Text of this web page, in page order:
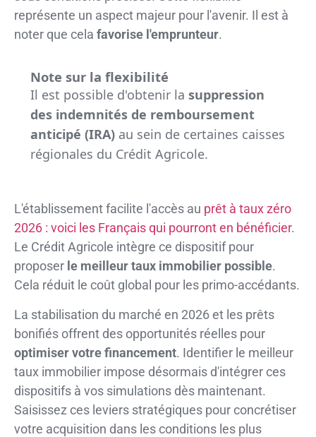
représente un aspect majeur pour l'avenir. Il est à
noter que cela favorise l'emprunteur.
Note sur la flexibilité
Il est possible d'obtenir la suppression
des indemnités de remboursement
anticipé (IRA)au sein de certaines caisses
régionales du Crédit Agricole.
L'établissement facilite l'accès au prêt à taux zéro
2026 : voici les Français qui pourront en bénéficier.
Le Crédit Agricole intègre ce dispositif pour
proposer le meilleur taux immobilier possible.
Cela réduit le coût global pour les primo-accédants.
La stabilisation du marché en 2026 et les prêts
bonifiés offrent des opportunités réelles pour
optimiser votre financement. Identifier le meilleur
taux immobilier impose désormais d'intégrer ces
dispositifs à vos simulations dès maintenant.
Saisissez ces leviers stratégiques pour concrétiser
votre acquisition dans les conditions les plus